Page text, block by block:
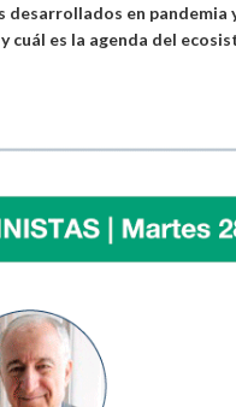
desarrollados en pandemia
cuál es la agenda del